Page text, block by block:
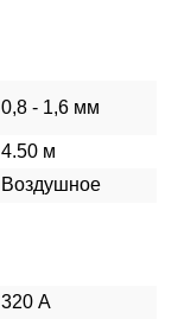
0,8 - 1,6 мм
4.50 м
Воздушное
320 А